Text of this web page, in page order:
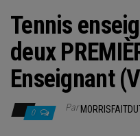
Tennis
deux
Enseignant
0 Par